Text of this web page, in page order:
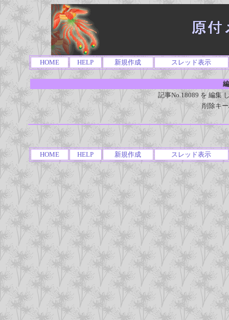
HOME HELP 新規作成 スレッド表示
記事No.18089 を 編集
削除キ
HOME HELP 新規作成 スレッド表示